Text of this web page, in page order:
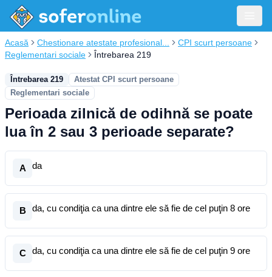
Acasă Chestionare atestate profesional...
CPI scurt persoane
Reglementari sociale
Întrebarea 219
Întrebarea 219
Atestat CPI scurt persoane
Reglementari sociale
Perioada zilnică de odihnă se poate
lua în 2 sau 3 perioade separate?
A da
B da, cu condiţia ca una dintre ele să fie de cel puţin 8 ore
C da, cu condiţia ca una dintre ele să fie de cel puţin 9 ore